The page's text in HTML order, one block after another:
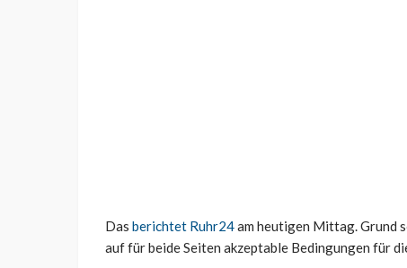
Das berichtet Ruhr24am heutigen Mittag. Grund
auf für beide Seiten akzeptable Bedingungen für